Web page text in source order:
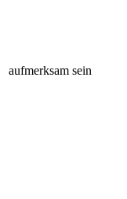
aufmerksam sein